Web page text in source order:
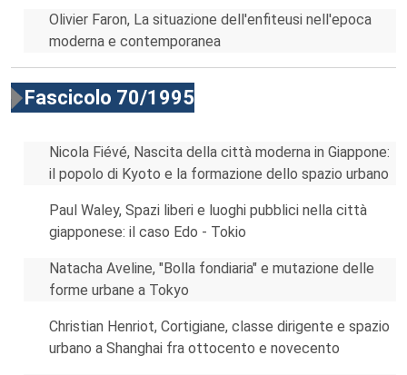
Olivier Faron, La situazione dell'enfiteusi nell'epoca
moderna e contemporanea
Fascicolo 70/1995
Nicola Fiévé, Nascita della città moderna in Giappone:
il popolo di Kyoto e la formazione dello spazio urbano
Paul Waley, Spazi liberi e luoghi pubblici nella città
giapponese: il caso Edo - Tokio
Natacha Aveline, "Bolla fondiaria" e mutazione delle
forme urbane a Tokyo
Christian Henriot, Cortigiane, classe dirigente e spazio
urbano a Shanghai fra ottocento e novecento